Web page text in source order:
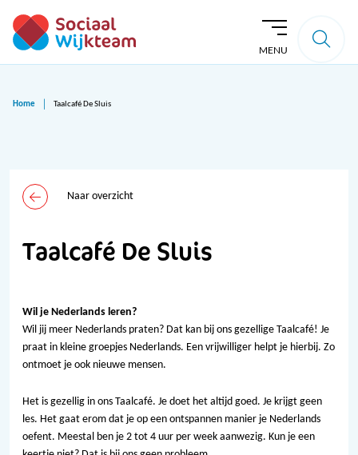
MENU
Home Taalcafé De Sluis
Naar overzicht
Taalcafé De Sluis
Wil je Nederlands leren?
Wil jij meer Nederlands praten? Dat kan bij ons gezellige Taalcafé! Je
praat in kleine groepjes Nederlands. Een vrijwilliger helpt je hierbij. Zo
ontmoet je ook nieuwe mensen.
Het is gezellig in ons Taalcafé. Je doet het altijd goed. Je krijgt geen
les. Het gaat erom dat je op een ontspannen manier je Nederlands
oefent. Meestal ben je 2 tot 4 uur per week aanwezig. Kun je een